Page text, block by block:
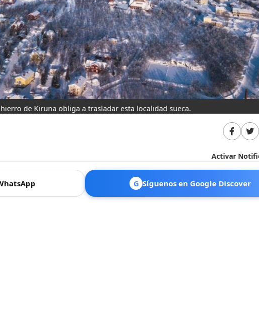
de Kiruna obliga a trasladar esta localidad sueca.
Activar
G Síguenos en Google Discover